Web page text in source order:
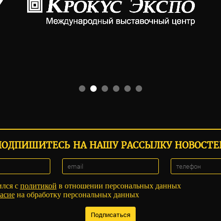
НА НАШУ РАССЫЛКУ
с политикой в отношении персональных данных
на обработку персональных данных